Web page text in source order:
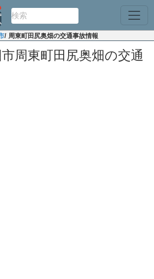
/ 周東町田尻奥畑の交通事故情報
周東町田尻奥畑の交通